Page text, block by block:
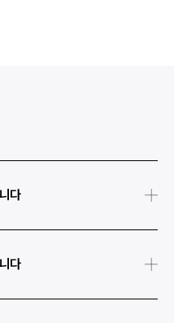
다
간극을 좁히는 것이
됩니다. 트리플라잇은
다